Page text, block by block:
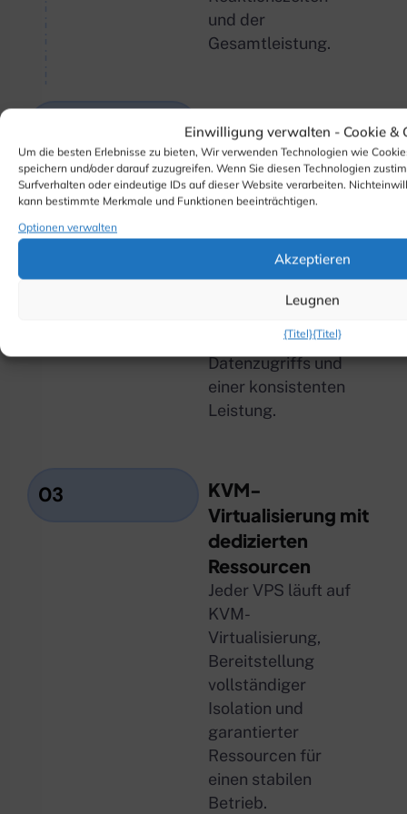
Einwilligung verwalten - Cookie &
Um die besten Erlebnisse zu bieten, Wir verwenden Technologien wie
speichern und/oder darauf zuzugreifen. Wenn Sie diesen Technologien
Surfverhalten oder eindeutige IDs auf dieser Website verarbeiten.
kann bestimmte Merkmale und Funktionen beeinträchtigen.
Optionen verwalten
Akzeptieren
Leugnen
{Titel}{Titel}
und der
Gesamtleistung.
Leistungsstarke
NVMe-
Infrastruktur
Angetrieben durch
Enterprise-Klasse
mit NVMe-SSD-
eines schnellen
Datenzugriffs und
einer konsistenten
Leistung.
03
KVM-
Virtualisierung mit
dedizierten
Ressourcen
Jeder VPS läuft auf
KVM-
Virtualisierung,
Bereitstellung
vollständiger
Isolation und
garantierter
Ressourcen für
einen stabilen
Betrieb.